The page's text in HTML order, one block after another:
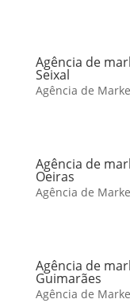
Agência de
Seixal
Agência de
Agência de
Oeiras
Agência de
Agência de
Guimarães
Agência de